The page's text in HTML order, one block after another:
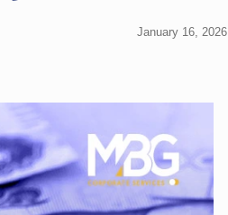
January 16, 2026